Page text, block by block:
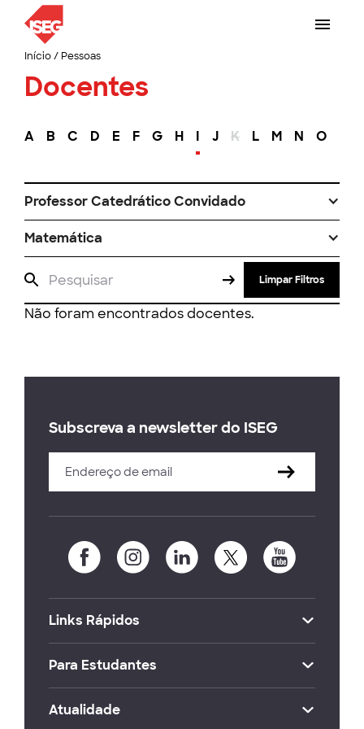
Início/ Pessoas
Docentes
A B C D E F G H I J K L M N O
Professor Catedrático Convidado
Matemática
Limpar Filtros
Não foram encontrados docentes.
Subscreva a newsletter do ISEG
Links Rápidos
Para Estudantes
Atualidade